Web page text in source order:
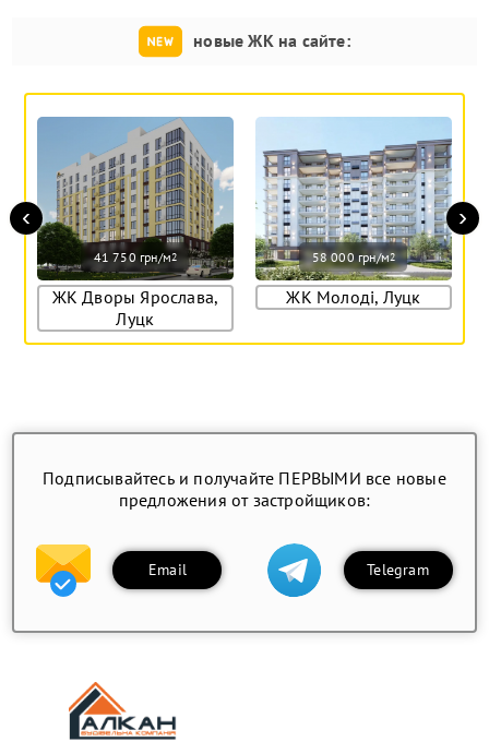
новые ЖК на сайте:
41 750 грн/м2
ЖК Дворы Ярослава,
Луцк
58 000 грн/м2
ЖК Молоді, Луцк
‹ ›
Подписывайтесь и получайте ПЕРВЫМИ все новые
предложения от застройщиков:
Email Telegram